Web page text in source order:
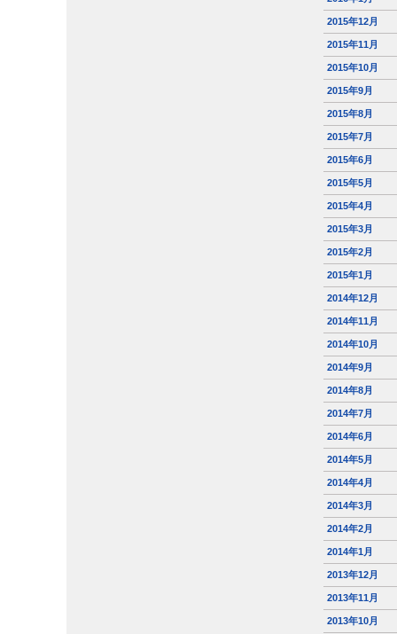
2015年12月
2015年11月
2015年10月
2015年9月
2015年8月
2015年7月
2015年6月
2015年5月
2015年4月
2015年3月
2015年2月
2015年1月
2014年12月
2014年11月
2014年10月
2014年9月
2014年8月
2014年7月
2014年6月
2014年5月
2014年4月
2014年3月
2014年2月
2014年1月
2013年12月
2013年11月
2013年10月